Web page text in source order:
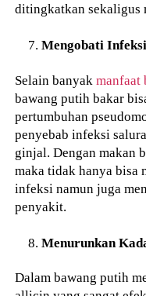
ditingkatkan sekaligus
Mengobati
Selain banyakmanfaat
bawang putih bakar
pertumbuhan
penyebab infeksi
ginjal. Dengan makan
maka tidak hanya bisa
infeksi namun juga
penyakit.
Menurunkan
Dalam bawang putih